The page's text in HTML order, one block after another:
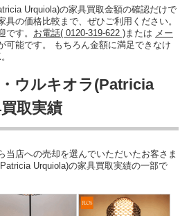
Urquiola)の家具買取金額の確認だけで
具の価格比較まで、ぜひご利用ください。
です。 お電話( 0120-319-622 ) または メー
可能です。 もちろん金額に満足できなけ
ウルキオラ(Patricia
取実績
当店への売却を選んでいただいたお客さま
Urquiola)の家具買取実績の一部で